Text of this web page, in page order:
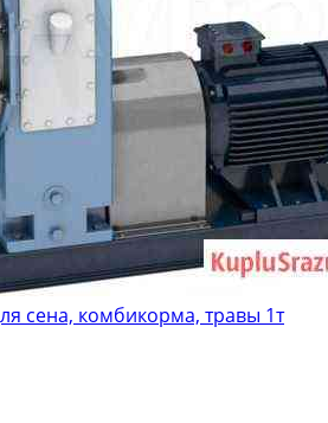
сена, комбикорма, травы 1т